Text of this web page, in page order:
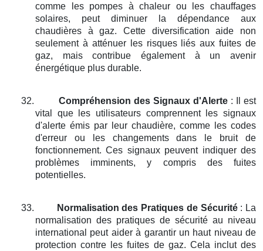
comme les pompes à chaleur ou les chauffages
solaires, peut diminuer la dépendance aux
chaudières à gaz. Cette diversification aide non
seulement à atténuer les risques liés aux fuites de
gaz, mais contribue également à un avenir
énergétique plus durable.
32. Compréhension des Signaux d'Alerte : Il est
vital que les utilisateurs comprennent les signaux
d'alerte émis par leur chaudière, comme les codes
d'erreur ou les changements dans le bruit de
fonctionnement. Ces signaux peuvent indiquer des
problèmes imminents, y compris des fuites
potentielles.
33. Normalisation des Pratiques de Sécurité: La
normalisation des pratiques de sécurité au niveau
international peut aider à garantir un haut niveau de
protection contre les fuites de gaz. Cela inclut des